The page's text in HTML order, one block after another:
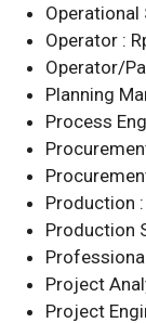
Operator :
Operator/
Planning
Process
Production
Project
Project